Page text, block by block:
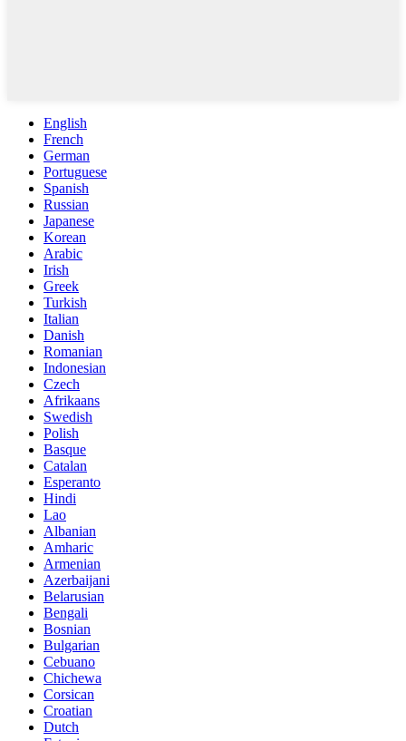
English
French
German
Portuguese
Spanish
Russian
Japanese
Korean
Arabic
Irish
Greek
Turkish
Italian
Danish
Romanian
Indonesian
Czech
Afrikaans
Swedish
Polish
Basque
Catalan
Esperanto
Hindi
Lao
Albanian
Amharic
Armenian
Azerbaijani
Belarusian
Bengali
Bosnian
Bulgarian
Cebuano
Chichewa
Corsican
Croatian
Dutch